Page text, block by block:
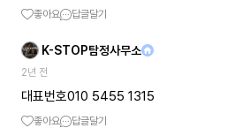
좋아요 답글달기
K-STOP탐정사무소
2년 전
대표번호010 5455 1315
좋아요 답글달기